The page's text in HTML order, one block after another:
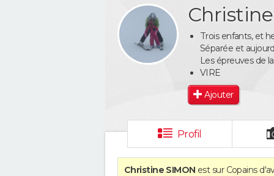
Trois enfants, et
Séparée et
Les épreuves de
VIRE
Ajouter
Profil
Christine SIMON est sur Copains